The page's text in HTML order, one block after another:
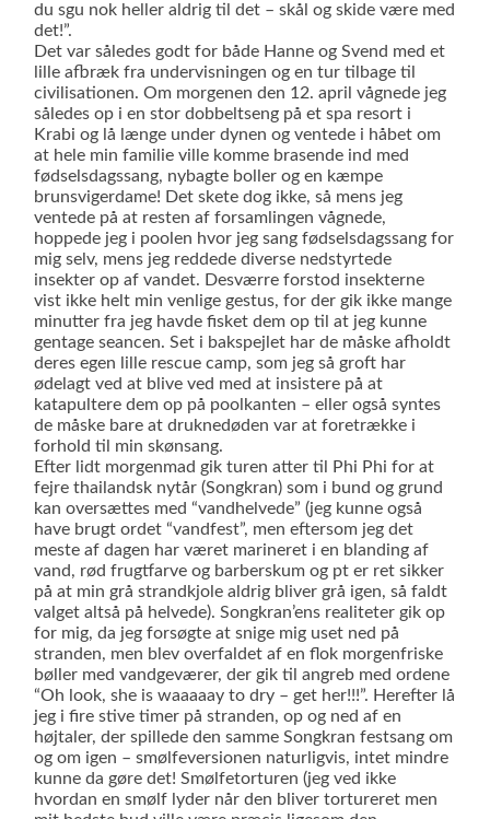
du sgu nok heller aldrig til det – skål og skide være med
det!”.
Det var således godt for både Hanne og Svend med et
lille afbræk fra undervisningen og en tur tilbage til
civilisationen. Om morgenen den 12. april vågnede jeg
således op i en stor dobbeltseng på et spa resort i
Krabi og lå længe under dynen og ventede i håbet om
at hele min familie ville komme brasende ind med
fødselsdagssang, nybagte boller og en kæmpe
brunsvigerdame! Det skete dog ikke, så mens jeg
ventede på at resten af forsamlingen vågnede,
hoppede jeg i poolen hvor jeg sang fødselsdagssang for
mig selv, mens jeg reddede diverse nedstyrtede
insekter op af vandet. Desværre forstod insekterne
vist ikke helt min venlige gestus, for der gik ikke mange
minutter fra jeg havde fisket dem op til at jeg kunne
gentage seancen. Set i bakspejlet har de måske afholdt
deres egen lille rescue camp, som jeg så groft har
ødelagt ved at blive ved med at insistere på at
katapultere dem op på poolkanten – eller også syntes
de måske bare at druknedøden var at foretrække i
forhold til min skønsang.
Efter lidt morgenmad gik turen atter til Phi Phi for at
fejre thailandsk nytår (Songkran) som i bund og grund
kan oversættes med “vandhelvede” (jeg kunne også
have brugt ordet “vandfest”, men eftersom jeg det
meste af dagen har været marineret i en blanding af
vand, rød frugtfarve og barberskum og pt er ret sikker
på at min grå strandkjole aldrig bliver grå igen, så faldt
valget altså på helvede). Songkran’ens realiteter gik op
for mig, da jeg forsøgte at snige mig uset ned på
stranden, men blev overfaldet af en flok morgenfriske
bøller med vandgeværer, der gik til angreb med ordene
“Oh look, she is waaaaay to dry – get her!!!”. Herefter lå
jeg i fire stive timer på stranden, op og ned af en
højtaler, der spillede den samme Songkran festsang om
og om igen – smølfeversionen naturligvis, intet mindre
kunne da gøre det! Smølfetorturen (jeg ved ikke
hvordan en smølf lyder når den bliver tortureret men